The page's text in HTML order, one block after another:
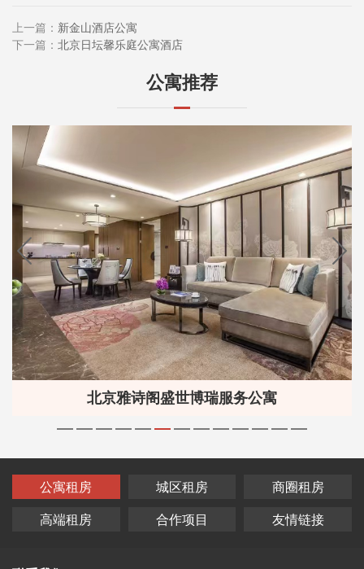
上一篇： 新金山酒店公寓
下一篇： 北京日坛馨乐庭公寓酒店
公寓推荐
北京雅诗阁盛世博瑞服务公寓
公寓租房 城区租房
商圈租房
高端租房
合作项目 友情链接